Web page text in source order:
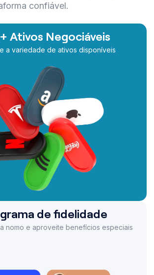
confiável.
Ativos Negociáveis
a variedade de ativos disponíveis
de fidelidade
nomo e aproveite benefícios especiais